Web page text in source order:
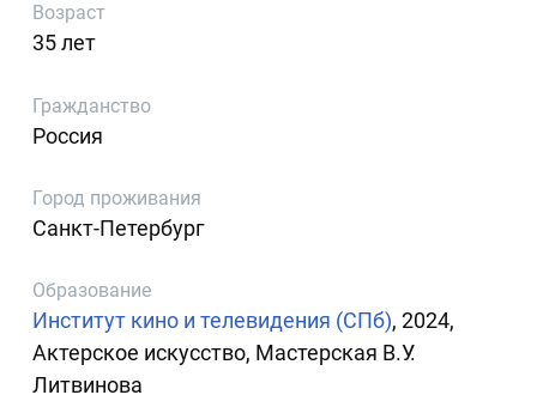
Возраст
35 лет
Гражданство
Россия
Город проживания
Санкт-Петербург
Образование
Институт кино и телевидения (СПб), 2024,
Актерское искусство, Мастерская В.У.
Литвинова